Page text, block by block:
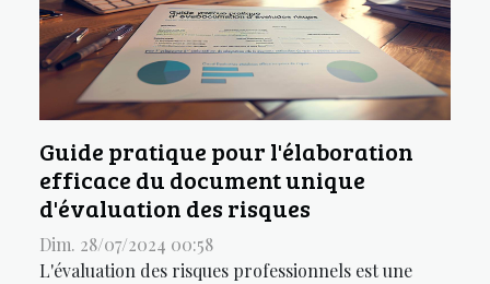
Guide pratique pour l'élaboration
efficace du document unique
d'évaluation des risques
Dim. 28/07/2024 00:58
L'évaluation des risques professionnels est une